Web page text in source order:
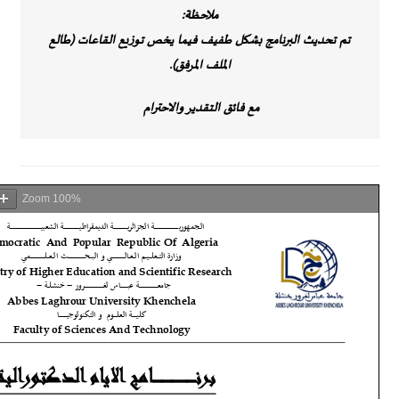
ملاحظة:
تمتحديث البرنامج بشكل طفيففيما يخص توزيع القاعات (طالع
الملف المرفق).
مع فائق التقدير والاحترام
Zoom 100%